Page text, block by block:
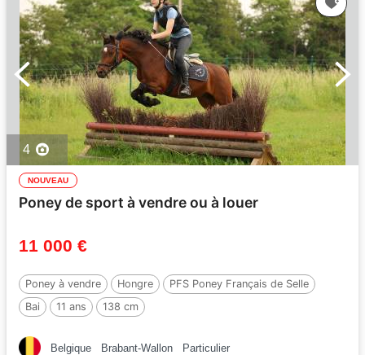
4
NOUVEAU
Poney de sport à vendre ou à louer
11 000 €
Poney à vendre Hongre
PFS Poney Français de Selle
Bai
11 ans 138 cm
Belgique Brabant-Wallon Particulier